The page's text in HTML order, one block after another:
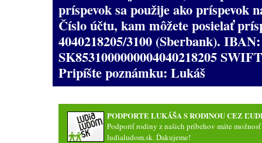
príspevok sa použije ako príspevok
Číslo účtu, kam môžete posielať
4040218205/3100 (Sberbank). IBAN:
SK8531000000004040218205
Pripíšte poznámku: Lukáš
PODPORTE LUKÁŠA S RODINOU CEZ
Podporiť rodiny z našich príbehov máte
ludialudom.sk. Ďakujeme!